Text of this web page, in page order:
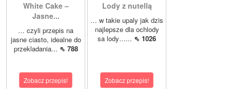
White Cake –
Jasne...
… czyli przepis na
jasne ciasto, idealne do
przekladania... ⇖ 788
Zobacz przepis!
Lody z nutellą
… w takie upaly jak dzis
najlepsze dla ochlody
sa lody…... ⇖ 1026
Zobacz przepis!